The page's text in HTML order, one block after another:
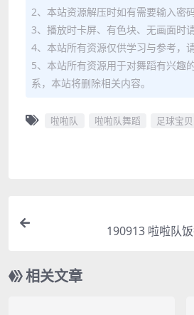
2、本站资源解压时如有需要输入密
3、播放时卡屏、有色块、无画面时
4、本站所有资源仅供学习与参考，
5、本站所有资源用于对舞蹈有兴趣
系，本站将删除相关内容。
啦啦队 啦啦队舞蹈 足球宝贝
190913 啦啦队
相关文章